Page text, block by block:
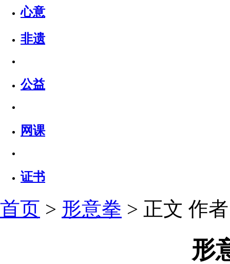
心意
非遗
公益
网课
证书
首页 > 形意拳 > 正文 作
形